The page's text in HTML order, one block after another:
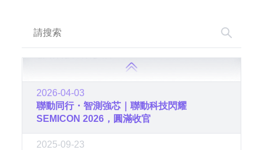
2026-04-03
聯動同行・智測強芯｜聯動科技閃耀
SEMICON 2026，圓滿收官
2025-09-23